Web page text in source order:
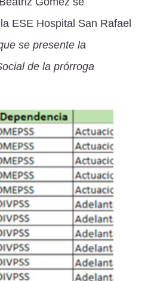
ESE Hospital San Rafael
se presente la
de la prórroga